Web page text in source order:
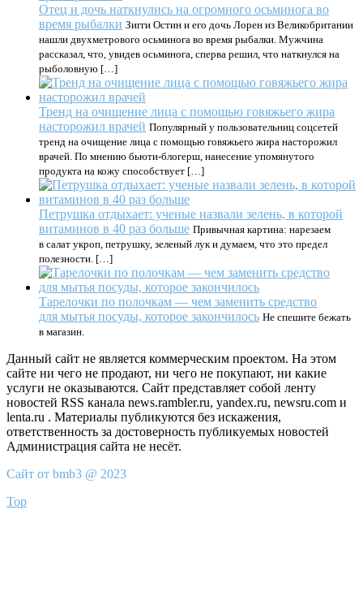
Отец и дочь наткнулись на огромного осьминога во
время рыбалки Зигги Остин и его дочь Лорен из Великобритании
нашли двухметрового осьминога во время рыбалки. Мужчина
рассказал, что, увидев осьминога, сперва решил, что наткнулся на
рыболовную […]
Тренд на очищение лица с помощью говяжьего жира
насторожил врачей Популярный у пользовательниц соцсетей
тренд на очищение лица с помощью говяжьего жира насторожил
врачей. По мнению бьюти-блогерш, нанесение упомянутого
продукта на кожу способствует […]
Петрушка отдыхает: ученые назвали зелень, в которой
витаминов в 40 раз больше Привычная картина: нарезаем
в салат укроп, петрушку, зеленый лук и думаем, что это предел
полезности. […]
Тарелочки по полочкам — чем заменить средство
для мытья посуды, которое закончилось Не спешите бежать
в магазин.
Данный сайт не является коммерческим проектом. На этом
сайте ни чего не продают, ни чего не покупают, ни какие
услуги не оказываются. Сайт представляет собой ленту
новостей RSS канала news.rambler.ru, yandex.ru, newsru.com и
lenta.ru . Материалы публикуются без искажения,
ответственность за достоверность публикуемых новостей
Администрация сайта не несёт.
Сайт от bmb3 @ 2023
Top